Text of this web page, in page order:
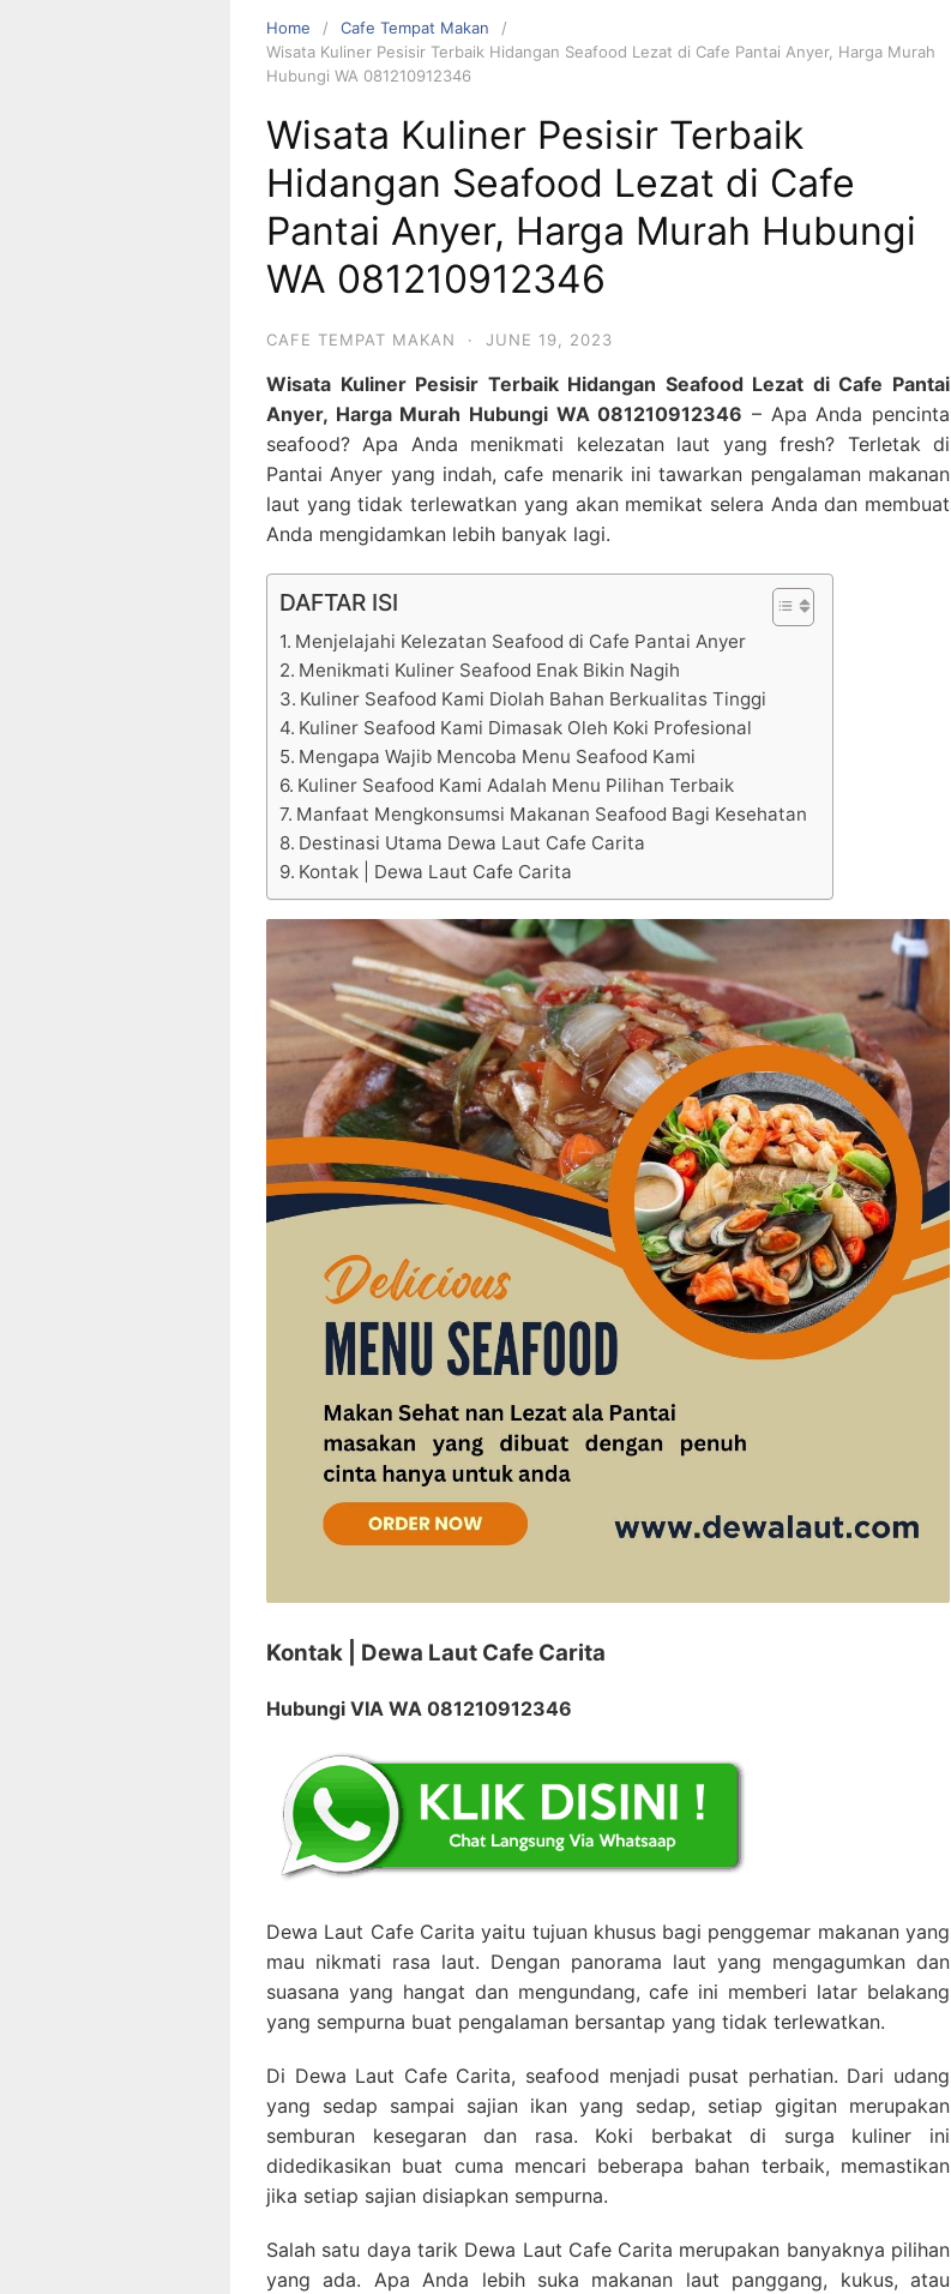
Home
Cafe Tempat Makan
Wisata Kuliner Pesisir Terbaik Hidangan Seafood Lezat di Cafe Pantai Anyer, Harga Murah
Hubungi WA 081210912346
Wisata Kuliner Pesisir Terbaik
Hidangan Seafood Lezat di Cafe
Pantai Anyer, Harga Murah Hubungi
WA 081210912346
CAFE TEMPAT MAKAN · JUNE 19, 2023
Wisata Kuliner Pesisir Terbaik Hidangan Seafood Lezat di Cafe Pantai
Anyer, Harga Murah Hubungi WA 081210912346 – Apa Anda pencinta
seafood? Apa Anda menikmati kelezatan laut yang fresh? Terletak di
Pantai Anyer yang indah, cafe menarik ini tawarkan pengalaman makanan
laut yang tidak terlewatkan yang akan memikat selera Anda dan membuat
Anda mengidamkan lebih banyak lagi.
DAFTAR ISI
Menjelajahi Kelezatan Seafood di Cafe Pantai Anyer
Menikmati Kuliner Seafood Enak Bikin Nagih
Kuliner Seafood Kami Diolah Bahan Berkualitas Tinggi
Kuliner Seafood Kami Dimasak Oleh Koki Profesional
Mengapa Wajib Mencoba Menu Seafood Kami
Kuliner Seafood Kami Adalah Menu Pilihan Terbaik
Manfaat Mengkonsumsi Makanan Seafood Bagi Kesehatan
Destinasi Utama Dewa Laut Cafe Carita
Kontak | Dewa Laut Cafe Carita
Kontak | Dewa Laut Cafe Carita
Hubungi VIA WA 081210912346
Dewa Laut Cafe Carita yaitu tujuan khusus bagi penggemar makanan yang
mau nikmati rasa laut. Dengan panorama laut yang mengagumkan dan
suasana yang hangat dan mengundang, cafe ini memberi latar belakang
yang sempurna buat pengalaman bersantap yang tidak terlewatkan.
Di Dewa Laut Cafe Carita, seafood menjadi pusat perhatian. Dari udang
yang sedap sampai sajian ikan yang sedap, setiap gigitan merupakan
semburan kesegaran dan rasa. Koki berbakat di surga kuliner ini
didedikasikan buat cuma mencari beberapa bahan terbaik, memastikan
jika setiap sajian disiapkan sempurna.
Salah satu daya tarik Dewa Laut Cafe Carita merupakan banyaknya pilihan
yang ada. Apa Anda lebih suka makanan laut panggang, kukus, atau